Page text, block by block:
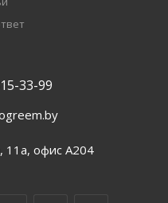
33-99
11а, офис А204